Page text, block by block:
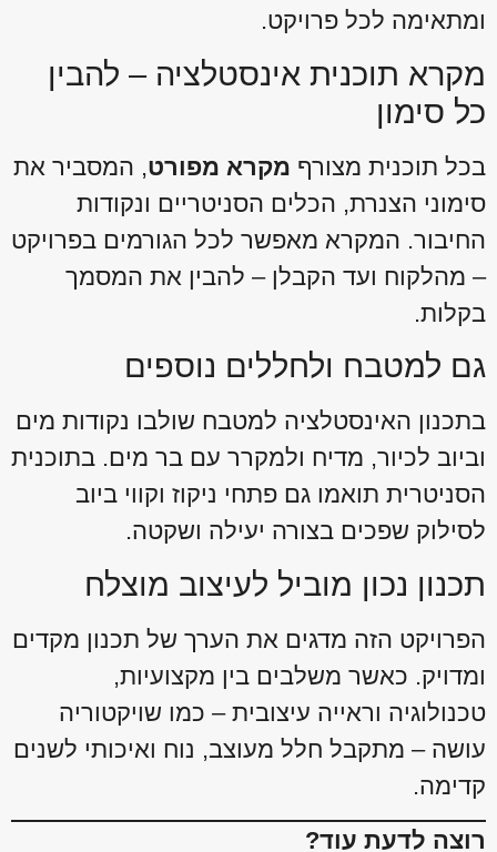
ומתאימה לכל פרויקט.
מקרא תוכנית אינסטלציה – להבין
כל סימון
בכל תוכנית מצורף מקרא מפורט, המסביר את
סימוני הצנרת, הכלים הסניטריים ונקודות
החיבור. המקרא מאפשר לכל הגורמים בפרויקט
– מהלקוח ועד הקבלן – להבין את המסמך
בקלות.
גם למטבח ולחללים נוספים
בתכנון האינסטלציה למטבח שולבו נקודות מים
וביוב לכיור, מדיח ולמקרר עם בר מים. בתוכנית
הסניטרית תואמו גם פתחי ניקוז וקווי ביוב
לסילוק שפכים בצורה יעילה ושקטה.
תכנון נכון מוביל לעיצוב מוצלח
הפרויקט הזה מדגים את הערך של תכנון מקדים
ומדויק. כאשר משלבים בין מקצועיות,
טכנולוגיה וראייה עיצובית – כמו שויקטוריה
עושה – מתקבל חלל מעוצב, נוח ואיכותי לשנים
קדימה.
רוצה לדעת עוד?